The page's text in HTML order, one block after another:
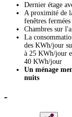
Dernier étage
A proximité de
fenêtres fermées
Chambres sur
La
des KWh/jour
à 25 KWh/jour
40 KWh/jour
Un ménage
nuits
-